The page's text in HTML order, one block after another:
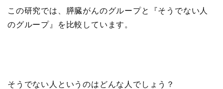
この研究では、膵臓がんのグループと『そうでない人
のグループ』を比較しています。
そうでない人というのはどんな人でしょう？